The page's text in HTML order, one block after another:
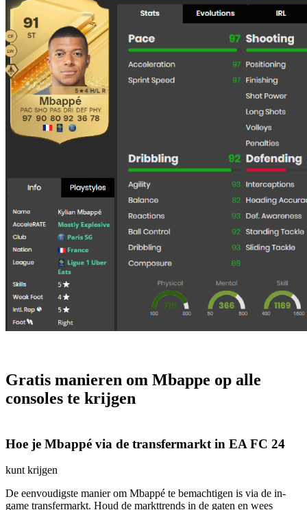
Gratis manieren om Mbappe op alle
consoles te krijgen
Hoe je Mbappé via de transfermarkt in EA FC 24
kunt krijgen
De eenvoudigste manier om Mbappé te bemachtigen is via de in-
game transfermarkt. Houd de markttrends in de gaten en wees